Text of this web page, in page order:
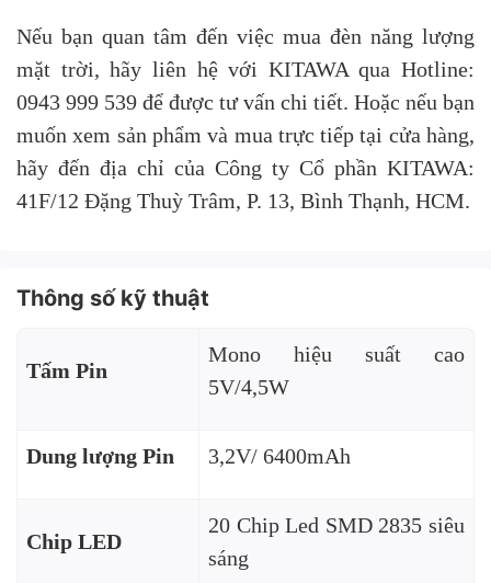
Nếu bạn quan tâm đến việc mua đèn năng lượng
mặt trời, hãy liên hệ với KITAWA qua Hotline:
0943 999 539 để được tư vấn chi tiết. Hoặc nếu bạn
muốn xem sản phẩm và mua trực tiếp tại cửa hàng,
hãy đến địa chỉ của Công ty Cổ phần KITAWA:
41F/12 Đặng Thuỳ Trâm, P. 13, Bình Thạnh, HCM.
Thông số kỹ thuật
Tấm Pin
Mono hiệu suất cao
5V/4,5W
Dung lượng Pin 3,2V/ 6400mAh
Chip LED
20 Chip Led SMD 2835 siêu
sáng